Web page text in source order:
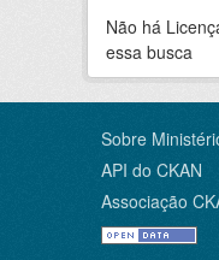
Não há
essa busca
Sobre
API do CKAN
Associação